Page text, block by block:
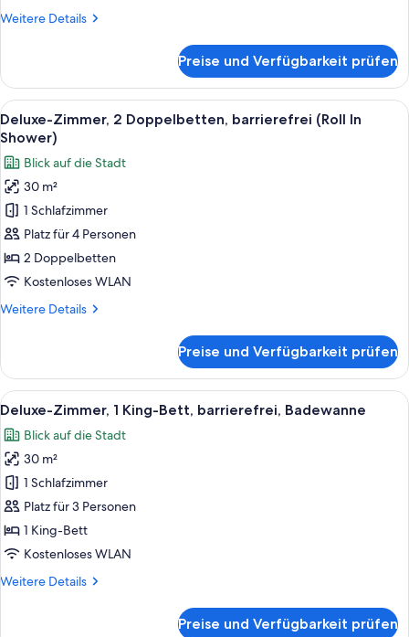
Weitere Details
Weitere
Zimmer,
2 Doppelbetten,
barrierefrei,
Badewanne
Preise und Verfügbarkeit prüfen
Alle
Fotos
für
Deluxe-
Zimmer,
2 Doppelbetten,
barrierefrei
(Roll
In
anzeigen
Hochwertige Bettwaren, Pillowtop-
4
Deluxe-Zimmer, 2 Doppelbetten, barrierefrei (Roll In
Shower)
Blick auf die Stadt
30 m²
1 Schlafzimmer
Platz für 4 Personen
2 Doppelbetten
Kostenloses WLAN
Weitere Details
Weitere
Zimmer,
2 Doppelbetten,
barrierefrei
In
Shower)
Preise und Verfügbarkeit prüfen
Alle
Fotos
für
Deluxe-
Zimmer,
1 King-
Bett,
barrierefrei,
anzeigen
Ein Hotelzimmer mit einem großen
6
Deluxe-Zimmer, 1 King-Bett, barrierefrei, Badewanne
Blick auf die Stadt
30 m²
1 Schlafzimmer
Platz für 3 Personen
1 King-Bett
Kostenloses WLAN
Weitere Details
Weitere
Preise und Verfügbarkeit prüfen